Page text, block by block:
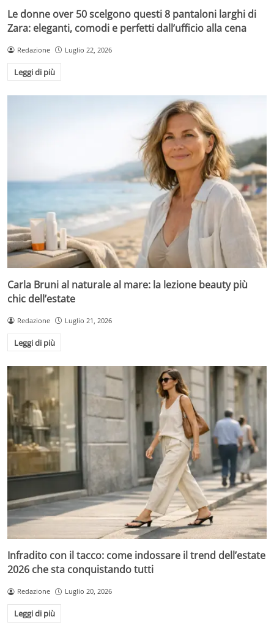
Le donne over 50 scelgono questi 8 pantaloni larghi di
Zara: eleganti, comodi e perfetti dall’ufficio alla cena
Redazione Luglio 22, 2026
Leggi di più
Carla Bruni al naturale al mare: la lezione beauty più
chic dell’estate
Redazione Luglio 21, 2026
Leggi di più
Infradito con il tacco: come indossare il trend dell’estate
2026 che sta conquistando tutti
Redazione Luglio 20, 2026
Leggi di più